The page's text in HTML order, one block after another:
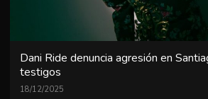
Dani Ride denuncia agresión en
testigos
18/12/2025